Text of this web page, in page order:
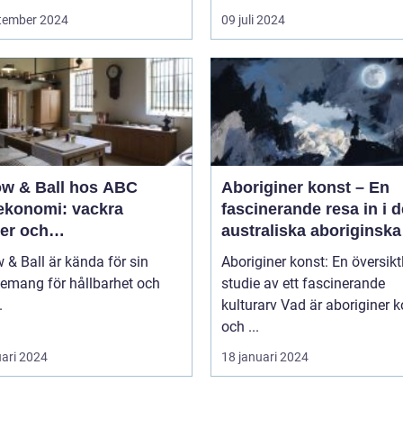
2024 09 juli 2024
& Ball hos ABC
vackra
och
& Ball är kända för sin
för hållbarhet och
2024
Aboriginer konst – En
fascinerande resa in i
australiska aboriginska
kulturarvet
Aboriginer konst: En
studie av ett fascinerande
kulturarv Vad är aboriginer konst
och ...
18 januari 2024